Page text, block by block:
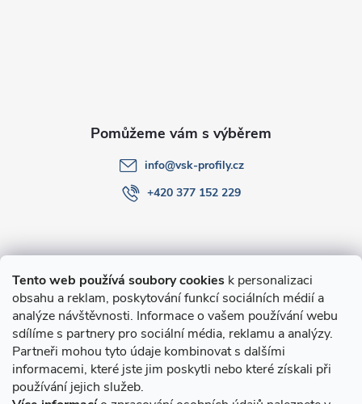
Tento web používá soubory cookies k personalizaci
obsahu a reklam, poskytování funkcí sociálních médií a
analýze návštěvnosti. Informace o vašem používání webu
sdílíme s partnery pro sociální média, reklamu a analýzy.
Partneři mohou tyto údaje kombinovat s dalšími
informacemi, které jste jim poskytli nebo které získali při
používání jejich služeb.
O nákupu
Novinky v programu Alusic
Archiv
info@vsk-profily.cz
+420 377 152 229